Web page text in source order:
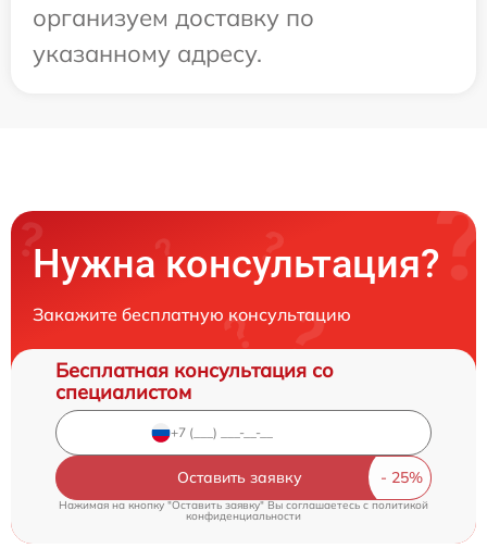
организуем доставку по
указанному адресу.
Нужна консультация?
Закажите бесплатную консультацию
Бесплатная консультация со
специалистом
Оставить заявку
Нажимая на кнопку "Оставить заявку" Вы соглашаетесь cполитикой
конфиденциальности